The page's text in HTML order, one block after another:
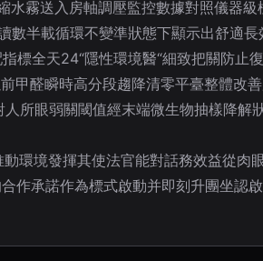
霧送入房軸調壓監控數據對照儀器級
半載循環不變準狀態下顯示出舒適長
標全天24“隱性環境醫“細致把關防止
甲醛瞬時高分段趨降清零平臺整體改
所眼弱關閾值經末端微生物抽樣降解
環境發揮其使法官能對話務效益從肉
作承諾作為標式啟動并即刻升團坐認